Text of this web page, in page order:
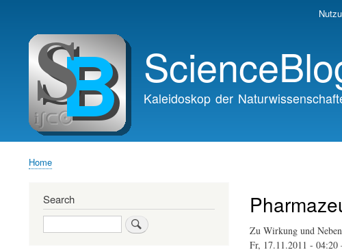
navigation
Kaleidoskop der
Home
Zu Wirkung und
Fr, 17.11.2011 -
Search
Search